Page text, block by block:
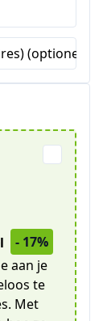
(optioneel)
- 17%
aan je
te
Met